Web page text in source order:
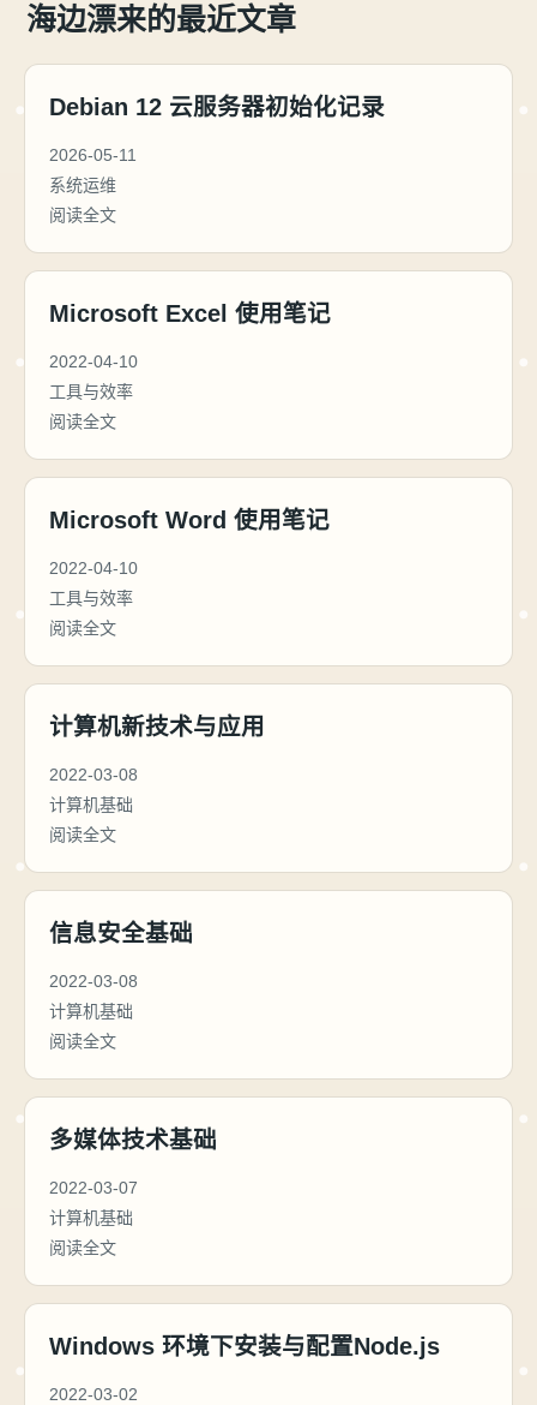
海边漂来的最近文章
Debian 12 云服务器初始化记录
2026-05-11
系统运维
阅读全文
Microsoft Excel 使用笔记
2022-04-10
工具与效率
阅读全文
Microsoft Word 使用笔记
2022-04-10
工具与效率
阅读全文
计算机新技术与应用
2022-03-08
计算机基础
阅读全文
信息安全基础
2022-03-08
计算机基础
阅读全文
多媒体技术基础
2022-03-07
计算机基础
阅读全文
Windows 环境下安装与配置Node.js
2022-03-02